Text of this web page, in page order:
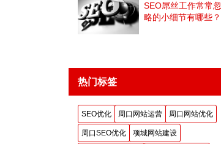
SEO屌丝工作常常忽
略的小细节有哪些？
热门标签
SEO优化 周口网站运营 周口网站优化
周口SEO优化 项城网站建设